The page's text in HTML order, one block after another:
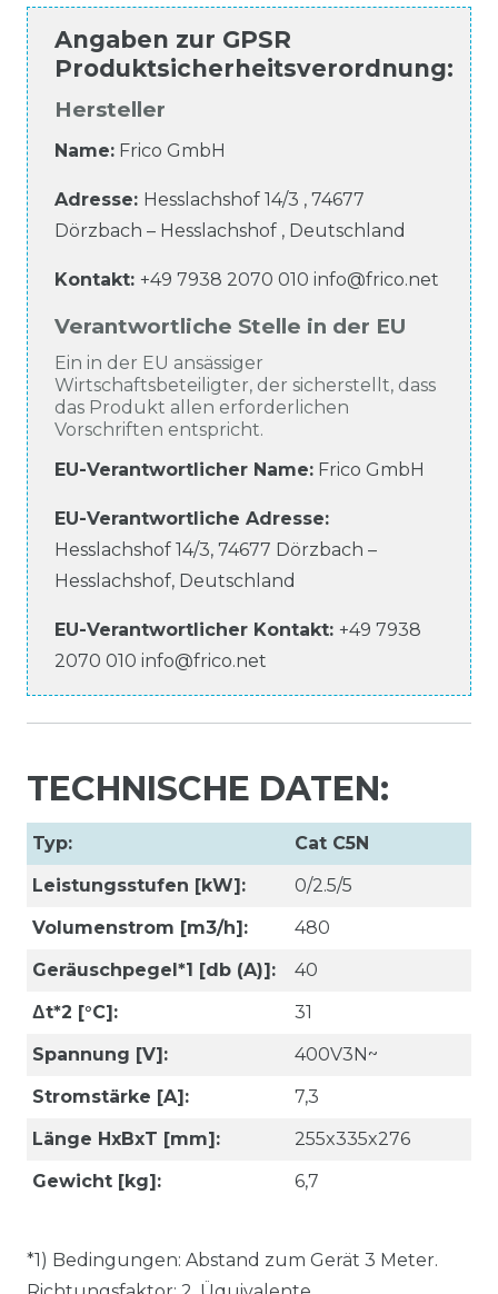
Angaben zur GPSR
Produktsicherheitsverordnung:
Hersteller
Name: Frico GmbH
Adresse: Hesslachshof 14/3 , 74677
Dörzbach – Hesslachshof , Deutschland
Kontakt: +49 7938 2070 010 info@frico.net
Verantwortliche Stelle in der EU
Ein in der EU ansässiger
Wirtschaftsbeteiligter, der sicherstellt, dass
das Produkt allen erforderlichen
Vorschriften entspricht.
EU-Verantwortlicher Name: Frico GmbH
EU-Verantwortliche Adresse:
Hesslachshof 14/3, 74677 Dörzbach –
Hesslachshof, Deutschland
EU-Verantwortlicher Kontakt: +49 7938
2070 010 info@frico.net
TECHNISCHE DATEN:
Typ:
Cat C5N
Leistungsstufen [kW]:
0/2.5/5
Volumenstrom [m3/h]:
480
Geräuschpegel*1 [db (A)]:
40
Δt*2 [°C]:
31
Spannung [V]:
400V3N~
Stromstärke [A]:
7,3
Länge HxBxT [mm]:
255x335x276
Gewicht [kg]:
6,7
*1) Bedingungen: Abstand zum Gerät 3 Meter.